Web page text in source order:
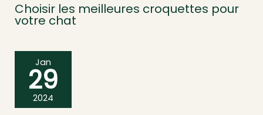
Choisir les meilleures croquettes pour
votre chat
Jan
29
2024